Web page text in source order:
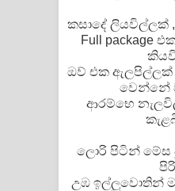
කසාදේ ලියවිල්ලක්
Full package
ඔව් එක ඇලපිල්ලක්
වෙන්නේ
ආරම්භෙ
ලොරි පිටින් මේස
උඹ ඉල්ලුවොතින්